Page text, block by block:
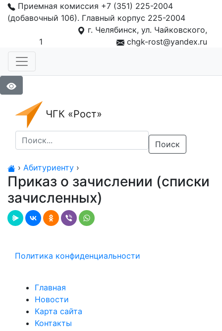
Приемная комиссия +7 (351) 225-2004
(добавочный 106). Главный корпус 225-2004
г. Челябинск, ул. Чайковского,
1
chgk-rost@yandex.ru
ЧГК «Рост»
Поиск
› Абитуриенту ›
Приказ о зачислении (списки
зачисленных)
Политика конфиденциальности
Главная
Новости
Карта сайта
Контакты